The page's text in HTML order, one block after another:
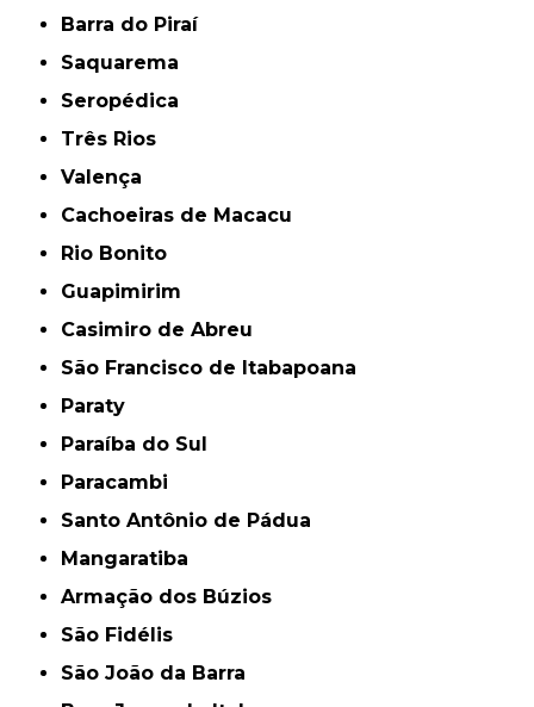
Barra do Piraí
Saquarema
Seropédica
Três Rios
Valença
Cachoeiras de Macacu
Rio Bonito
Guapimirim
Casimiro de Abreu
São Francisco de Itabapoana
Paraty
Paraíba do Sul
Paracambi
Santo Antônio de Pádua
Mangaratiba
Armação dos Búzios
São Fidélis
São João da Barra